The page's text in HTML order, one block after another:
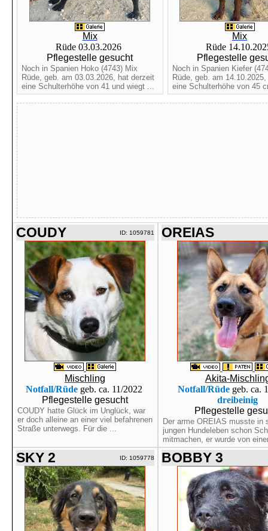
Mix
Rüde 03.03.2026
Pflegestelle gesucht
Noch in Spanien Hoko (4743) Mix
Rüde, geb. am 03.03.2026, hat derzeit
eine Schulterhöhe von 41 und wiegt ...
Mix
Rüde
Pflegestelle
Noch in Spanien Kiefer
Rüde, geb. am
eine Schulterhöhe von 45
COUDY ID: 1059781
Mischling
Notfall/Rüdegeb. ca. 11/2022
Pflegestelle gesucht
COUDY hatte Glück im Unglück, war
er doch alleine an einer viel befahrenen
Straße unterwegs. Für die ...
OREIAS
Akita-
Notfall/Rüde geb. ca.
dreibeinig
Pflegestelle
Der arme OREIAS musste in
jungen Hundeleben schon
mitmachen, er wurde von
SKY 2 ID: 1059778 BOBBY 3